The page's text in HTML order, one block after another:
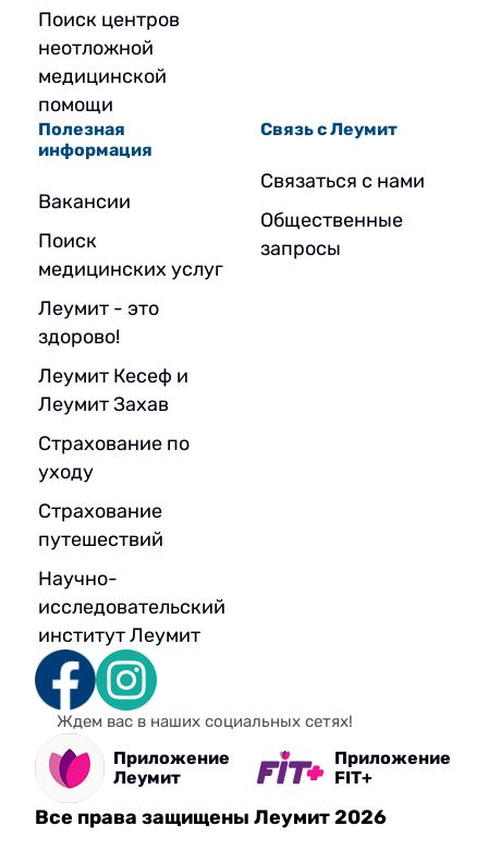
Поиск центров
неотложной
медицинской
помощи
Полезная
информация
Вакансии
Поиск
медицинских услуг
Леумит - это
здорово!
Леумит Кесеф и
Леумит Захав
Страхование по
уходу
Страхование
путешествий
Научно-
исследовательский
институт Леумит
Связь с Леумит
Связаться с нами
Общественные
запросы
Ждем вас в наших социальных сетях!
Приложение
Леумит
Приложение
FIT+
Все права защищены Леумит 2026